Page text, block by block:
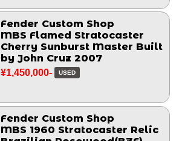
Fender Custom Shop
MBS Flamed Stratocaster
Cherry Sunburst Master Built
by John Cruz 2007
¥1,450,000- USED
Fender Custom Shop
MBS 1960 Stratocaster Relic